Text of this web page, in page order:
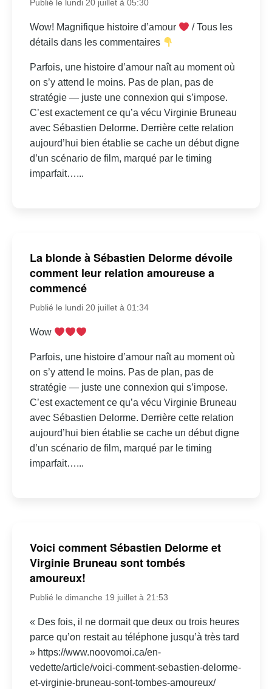
Publié le lundi 20 juillet à 05:30
Wow! Magnifique histoire d’amour
/ Tous les
détails dans les commentaires
Parfois, une histoire d’amour naît au moment où
on s’y attend le moins. Pas de plan, pas de
stratégie — juste une connexion qui s’impose.
C’est exactement ce qu’a vécu Virginie Bruneau
avec Sébastien Delorme. Derrière cette relation
aujourd’hui bien établie se cache un début digne
d’un scénario de film, marqué par le timing
imparfait…...
La blonde à Sébastien Delorme dévoile
comment leur relation amoureuse a
commencé
Publié le lundi 20 juillet à 01:34
Wow
Parfois, une histoire d’amour naît au moment où
on s’y attend le moins. Pas de plan, pas de
stratégie — juste une connexion qui s’impose.
C’est exactement ce qu’a vécu Virginie Bruneau
avec Sébastien Delorme. Derrière cette relation
aujourd’hui bien établie se cache un début digne
d’un scénario de film, marqué par le timing
imparfait…...
Voici comment Sébastien Delorme et
Virginie Bruneau sont tombés
amoureux!
Publié le dimanche 19 juillet à 21:53
« Des fois, il ne dormait que deux ou trois heures
parce qu’on restait au téléphone jusqu’à très tard
» https://www.noovomoi.ca/en-
vedette/article/voici-comment-sebastien-delorme-
et-virginie-bruneau-sont-tombes-amoureux/